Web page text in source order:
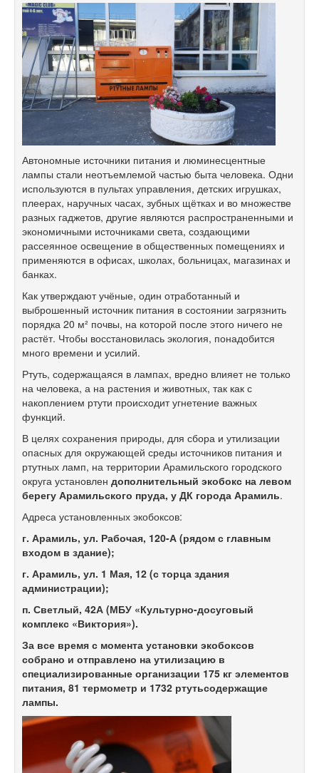
Автономные источники питания и люминесцентные
лампы стали неотъемлемой частью быта человека. Одни
используются в пультах управления, детских игрушках,
плеерах, наручных часах, зубных щётках и во множестве
разных гаджетов, другие являются распространенными и
экономичными источниками света, создающими
рассеянное освещение в общественных помещениях и
применяются в офисах, школах, больницах, магазинах и
банках.
Как утверждают учёные, один отработанный и
выброшенный источник питания в состоянии загрязнить
порядка 20 м² почвы, на которой после этого ничего не
растёт. Чтобы восстановилась экология, понадобится
много времени и усилий.
Ртуть, содержащаяся в лампах, вредно влияет не только
на человека, а на растения и животных, так как с
накоплением ртути происходит угнетение важных
функций.
В целях сохранения природы, для сбора и утилизации
опасных для окружающей среды источников питания и
ртутных ламп, на территории Арамильского городского
округа установлен дополнительный экобокс на левом
берегу Арамильского пруда, у ДК города Арамиль.
Адреса установленных экобоксов:
г. Арамиль, ул. Рабочая, 120-А (рядом с главным
входом в здание);
г. Арамиль, ул. 1 Мая, 12 (с торца здания
администрации);
п. Светлый, 42А (МБУ «Культурно-досуговый
комплекс «Виктория»).
За все время с момента установки экобоксов
собрано и отправлено на утилизацию в
специализированные организации 175 кг элементов
питания, 81 термометр и 1732 ртутьсодержащие
лампы.